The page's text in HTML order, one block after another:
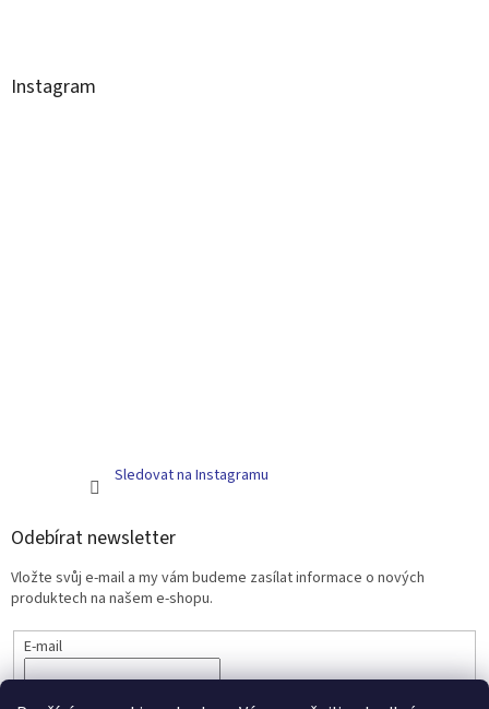
Instagram
Sledovat na Instagramu
Odebírat newsletter
Vložte svůj e-mail a my vám budeme zasílat informace o nových
produktech na našem e-shopu.
E-mail